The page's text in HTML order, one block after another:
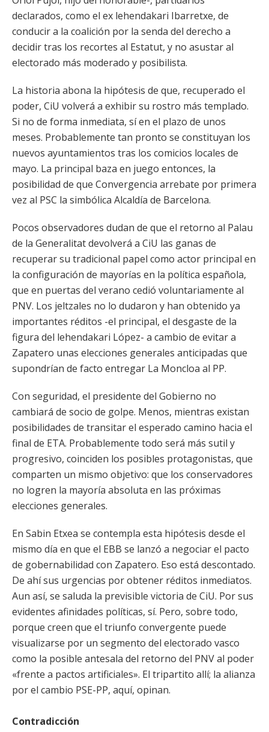
declarados, como el ex lehendakari Ibarretxe, de
conducir a la coalición por la senda del derecho a
decidir tras los recortes al Estatut, y no asustar al
electorado más moderado y posibilista.
La historia abona la hipótesis de que, recuperado el
poder, CiU volverá a exhibir su rostro más templado.
Si no de forma inmediata, sí en el plazo de unos
meses. Probablemente tan pronto se constituyan los
nuevos ayuntamientos tras los comicios locales de
mayo. La principal baza en juego entonces, la
posibilidad de que Convergencia arrebate por primera
vez al PSC la simbólica Alcaldía de Barcelona.
Pocos observadores dudan de que el retorno al Palau
de la Generalitat devolverá a CiU las ganas de
recuperar su tradicional papel como actor principal en
la configuración de mayorías en la política española,
que en puertas del verano cedió voluntariamente al
PNV. Los jeltzales no lo dudaron y han obtenido ya
importantes réditos -el principal, el desgaste de la
figura del lehendakari López- a cambio de evitar a
Zapatero unas elecciones generales anticipadas que
supondrían de facto entregar La Moncloa al PP.
Con seguridad, el presidente del Gobierno no
cambiará de socio de golpe. Menos, mientras existan
posibilidades de transitar el esperado camino hacia el
final de ETA. Probablemente todo será más sutil y
progresivo, coinciden los posibles protagonistas, que
comparten un mismo objetivo: que los conservadores
no logren la mayoría absoluta en las próximas
elecciones generales.
En Sabin Etxea se contempla esta hipótesis desde el
mismo día en que el EBB se lanzó a negociar el pacto
de gobernabilidad con Zapatero. Eso está descontado.
De ahí sus urgencias por obtener réditos inmediatos.
Aun así, se saluda la previsible victoria de CiU. Por sus
evidentes afinidades políticas, sí. Pero, sobre todo,
porque creen que el triunfo convergente puede
visualizarse por un segmento del electorado vasco
como la posible antesala del retorno del PNV al poder
«frente a pactos artificiales». El tripartito allí; la alianza
por el cambio PSE-PP, aquí, opinan.
Contradicción